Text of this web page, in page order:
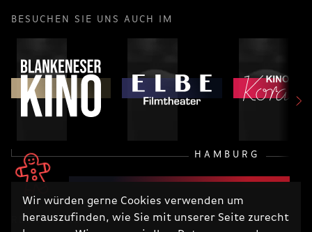
Wir würden gerne Cookies verwenden um
herauszufinden, wie Sie mit unserer Seite zurecht
BESUCHEN SIE UNS AUCH IM
HAMBURG
RECHTLICHES